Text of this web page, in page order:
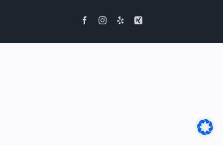
FacebookInstagram
Yelp Xing